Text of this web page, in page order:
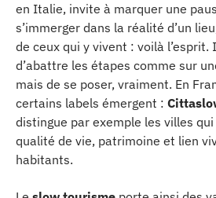
en Italie, invite à marquer une
s’immerger dans la réalité d’un
de ceux qui y vivent : voilà l’esprit.
d’abattre les étapes comme sur
mais de se poser, vraiment. En
certains labels émergent :
distingue par exemple les villes
qualité de vie, patrimoine et lien
habitants.